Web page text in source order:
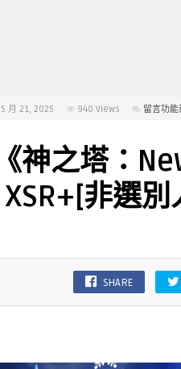
5 月 21, 2025 940 Views
在
塔：
New
World》
別
外
留言功能
《神之塔：
XSR+[非選
SHARE